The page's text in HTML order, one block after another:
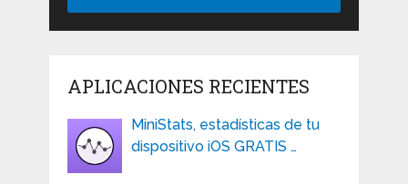
APLICACIONES RECIENTES
MiniStats, estadísticas de tu
dispositivo iOS GRATIS …